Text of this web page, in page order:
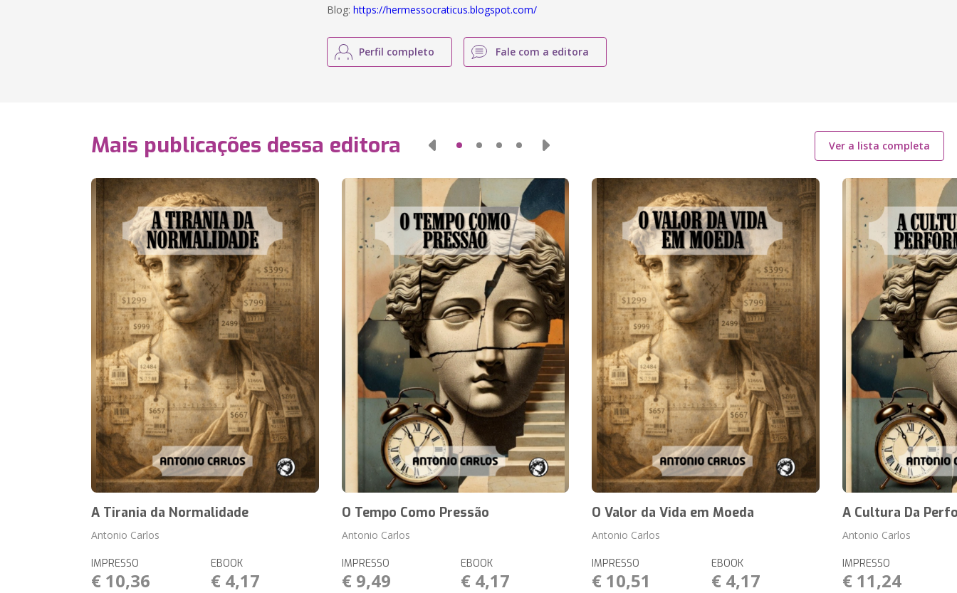
Blog:https://hermessocraticus.blogspot.com/
Perfil completo Fale com a editora
Mais publicações dessa editora Ver a lista completa
A Tirania da Normalidade
Antonio Carlos
IMPRESSO
€ 10,36
EBOOK
€ 4,17
O Tempo Como Pressão
Antonio Carlos
IMPRESSO
€ 9,49
EBOOK
€ 4,17
O Valor da Vida em Moeda
Antonio Carlos
IMPRESSO
€ 10,51
EBOOK
€ 4,17
A Cultura Da
Antonio Carlos
IMPRESSO
€ 11,24